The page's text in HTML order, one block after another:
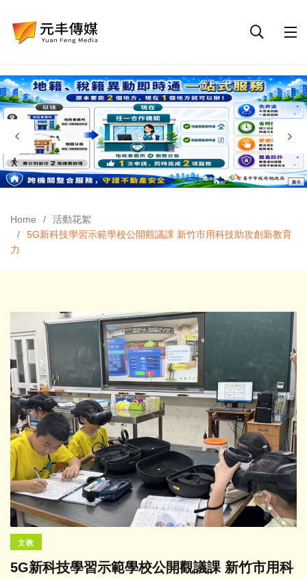
Home
活動花絮
5G新科技學習示範學校公開觀議課 新竹市用科技助攻創新教育
力
文教
5G新科技學習示範學校公開觀議課 新竹市用科